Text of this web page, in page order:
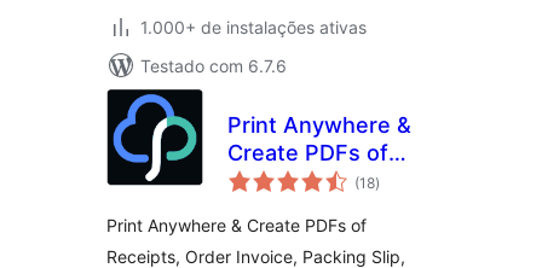
1.000+ de instalações ativas
Testado com 6.7.6
Print Anywhere &
Create PDFs of
Order Receipts,
More.
(18total
de
)
Print Anywhere & Create PDFs of
Receipts, Order Invoice, Packing Slip,